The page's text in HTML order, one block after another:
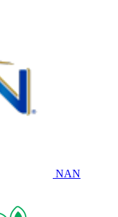
NAN